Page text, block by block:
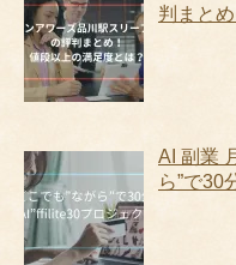
判まと
AI 副業
ら”で30